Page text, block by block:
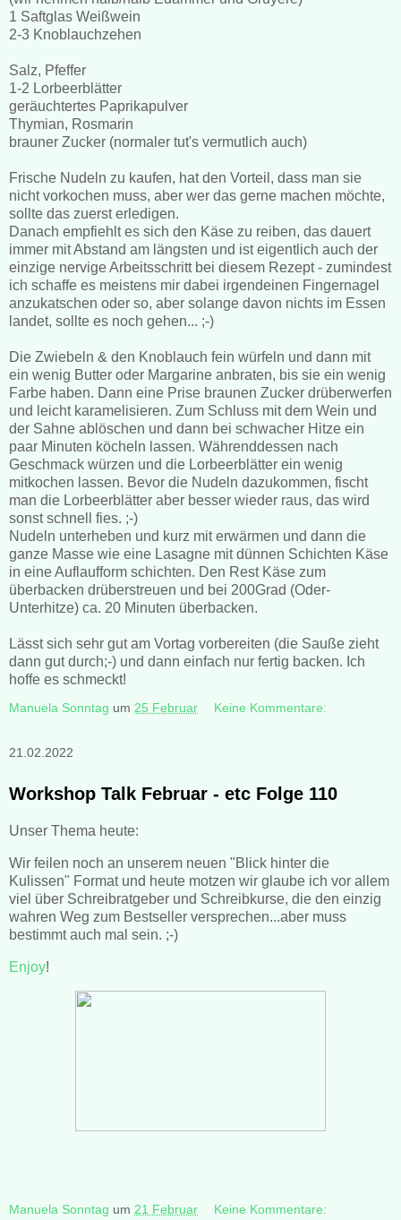
1 Saftglas Weißwein
2-3 Knoblauchzehen
Salz, Pfeffer
1-2 Lorbeerblätter
geräuchtertes Paprikapulver
Thymian, Rosmarin
brauner Zucker (normaler tut's vermutlich auch)
Frische Nudeln zu kaufen, hat den Vorteil, dass man sie
nicht vorkochen muss, aber wer das gerne machen möchte,
sollte das zuerst erledigen.
Danach empfiehlt es sich den Käse zu reiben, das dauert
immer mit Abstand am längsten und ist eigentlich auch der
einzige nervige Arbeitsschritt bei diesem Rezept - zumindest
ich schaffe es meistens mir dabei irgendeinen Fingernagel
anzukatschen oder so, aber solange davon nichts im Essen
landet, sollte es noch gehen... ;-)
Die Zwiebeln & den Knoblauch fein würfeln und dann mit
ein wenig Butter oder Margarine anbraten, bis sie ein wenig
Farbe haben. Dann eine Prise braunen Zucker drüberwerfen
und leicht karamelisieren. Zum Schluss mit dem Wein und
der Sahne ablöschen und dann bei schwacher Hitze ein
paar Minuten köcheln lassen. Währenddessen nach
Geschmack würzen und die Lorbeerblätter ein wenig
mitkochen lassen. Bevor die Nudeln dazukommen, fischt
man die Lorbeerblätter aber besser wieder raus, das wird
sonst schnell fies. ;-)
Nudeln unterheben und kurz mit erwärmen und dann die
ganze Masse wie eine Lasagne mit dünnen Schichten Käse
in eine Auflaufform schichten. Den Rest Käse zum
überbacken drüberstreuen und bei 200Grad (Oder-
Unterhitze) ca. 20 Minuten überbacken.
Lässt sich sehr gut am Vortag vorbereiten (die Sauße zieht
dann gut durch;-) und dann einfach nur fertig backen. Ich
hoffe es schmeckt!
Manuela Sonntag um 25 Februar Keine Kommentare:
21.02.2022
Workshop Talk Februar - etc Folge 110
Unser Thema heute:
Wir feilen noch an unserem neuen "Blick hinter die
Kulissen" Format und heute motzen wir glaube ich vor allem
viel über Schreibratgeber und Schreibkurse, die den einzig
wahren Weg zum Bestseller versprechen...aber muss
bestimmt auch mal sein. ;-)
Enjoy!
Manuela Sonntag um 21 Februar Keine Kommentare: